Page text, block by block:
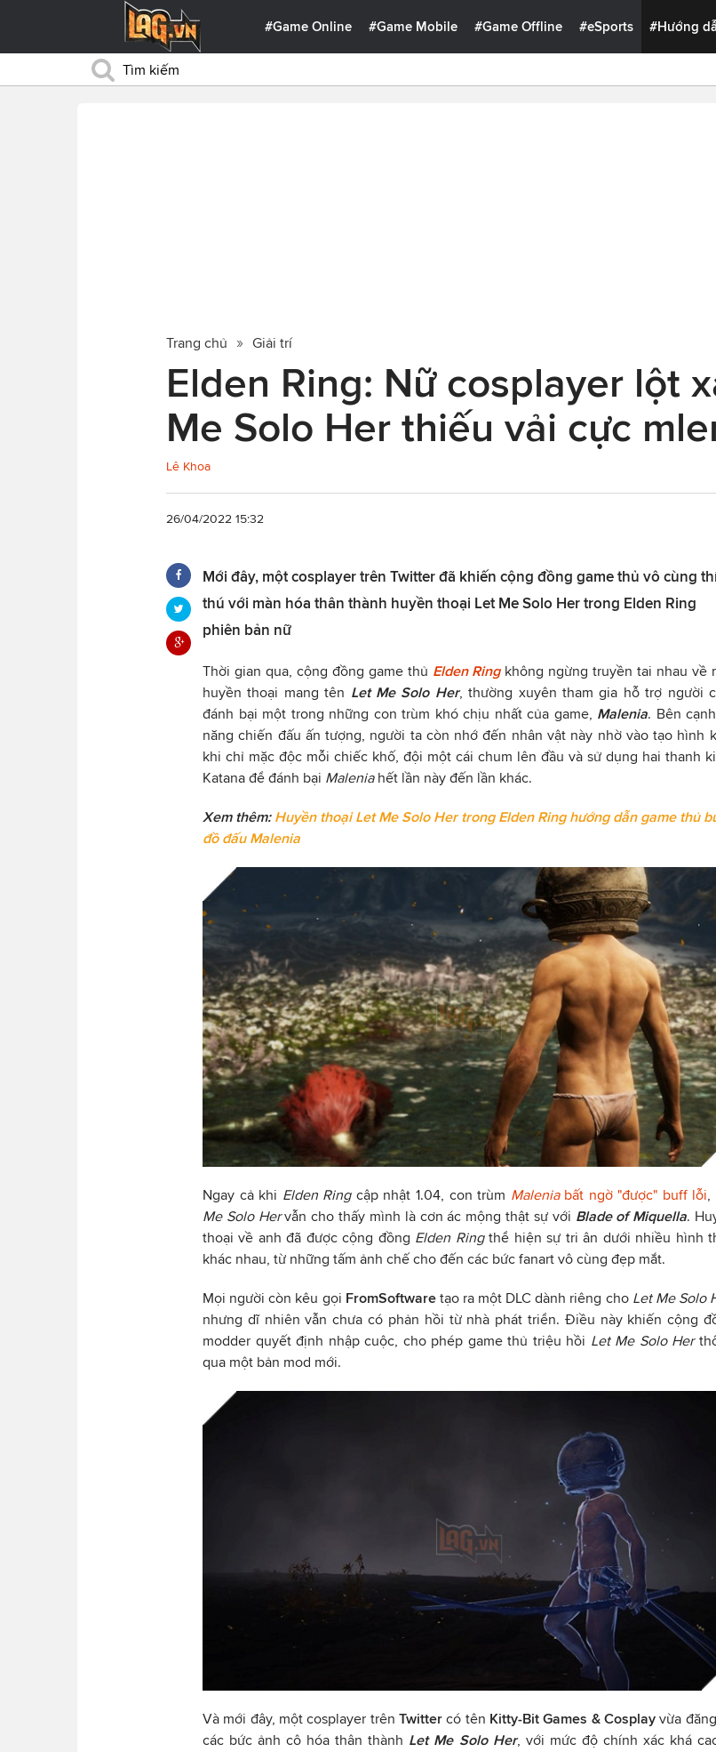
#Game Online #Game Mobile #Game Offline #eSports #Hướng
Trang chủ Giải trí
Elden Ring: Nữ cosplayer lột
Me Solo Her thiếu vải cực
Lê Khoa
26/04/2022 15:32
Mới đây, một cosplayer trên Twitter đã khiến cộng đồng game thủ vô cùng
thú với màn hóa thân thành huyền thoại Let Me Solo Her trong Elden Ring
phiên bản nữ
Thời gian qua, cộng đồng game thủ Elden Ringkhông ngừng truyền tai nhau về
huyền thoại mang tên Let Me Solo Her, thường xuyên tham gia hỗ trợ người
đánh bại một trong những con trùm khó chịu nhất của game, Malenia. Bên
năng chiến đấu ấn tượng, người ta còn nhớ đến nhân vật này nhờ vào tạo hình
khi chỉ mặc độc mỗi chiếc khố, đội một cái chum lên đầu và sử dụng hai thanh
Katana để đánh bại Maleniahết lần này đến lần khác.
Xem thêm: Huyền thoại Let Me Solo Her trong Elden Ring hướng dẫn game thủ
đồ đấu Malenia
Ngay cả khi Elden Ring cập nhật 1.04, con trùm Maleniabất ngờ "được" buff lỗi
Me Solo Hervẫn cho thấy mình là cơn ác mộng thật sự với Blade of Miquella.
thoại về anh đã được cộng đồng Elden Ringthể hiện sự tri ân dưới nhiều hình
khác nhau, từ những tấm ảnh chế cho đến các bức fanart vô cùng đẹp mắt.
Mọi người còn kêu gọi FromSoftwaretạo ra một DLC dành riêng cho Let Me Solo
nhưng dĩ nhiên vẫn chưa có phản hồi từ nhà phát triển. Điều này khiến cộng
modder quyết định nhập cuộc, cho phép game thủ triệu hồi Let Me Solo Her
qua một bản mod mới.
Và mới đây, một cosplayer trên Twittercó tên Kitty-Bit Games & Cosplay vừa
các bức ảnh cô hóa thân thành Let Me Solo Her, với mức độ chính xác khá